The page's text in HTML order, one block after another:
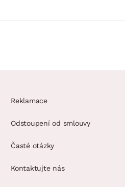
Reklamace
Odstoupení od smlouvy
Časté otázky
Kontaktujte nás